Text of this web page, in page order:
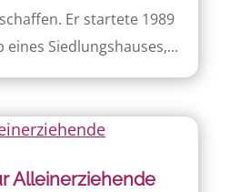
Er startete 1989
Siedlungs­hauses,...
Alleinerziehende